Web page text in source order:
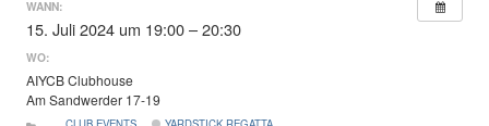
WANN:
15. Juli 2024 um 19:00 – 20:30
WO:
AIYCB Clubhouse
Am Sandwerder 17-19